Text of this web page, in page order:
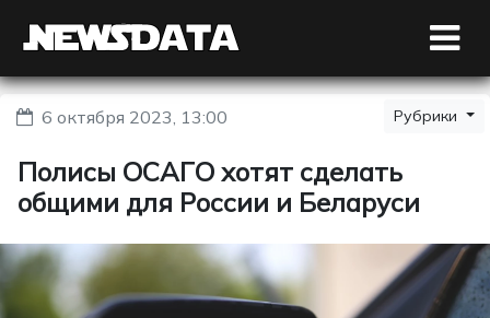
6 октября 2023, 13:00 Рубрики
Полисы ОСАГО хотят сделать
общими для России и Беларуси